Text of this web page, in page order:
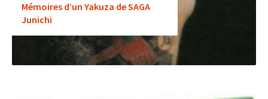
Mémoires d’un Yakuza de SAGA
Junichi